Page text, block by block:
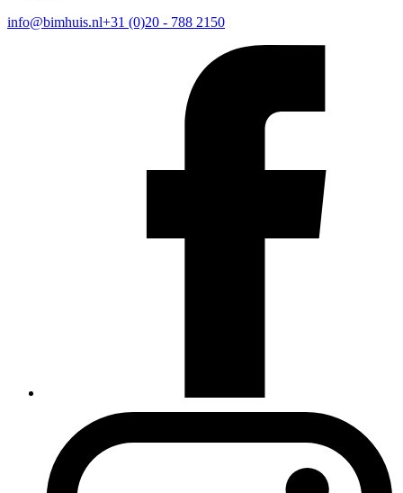
info@bimhuis.nl+31 (0)20 - 788 2150